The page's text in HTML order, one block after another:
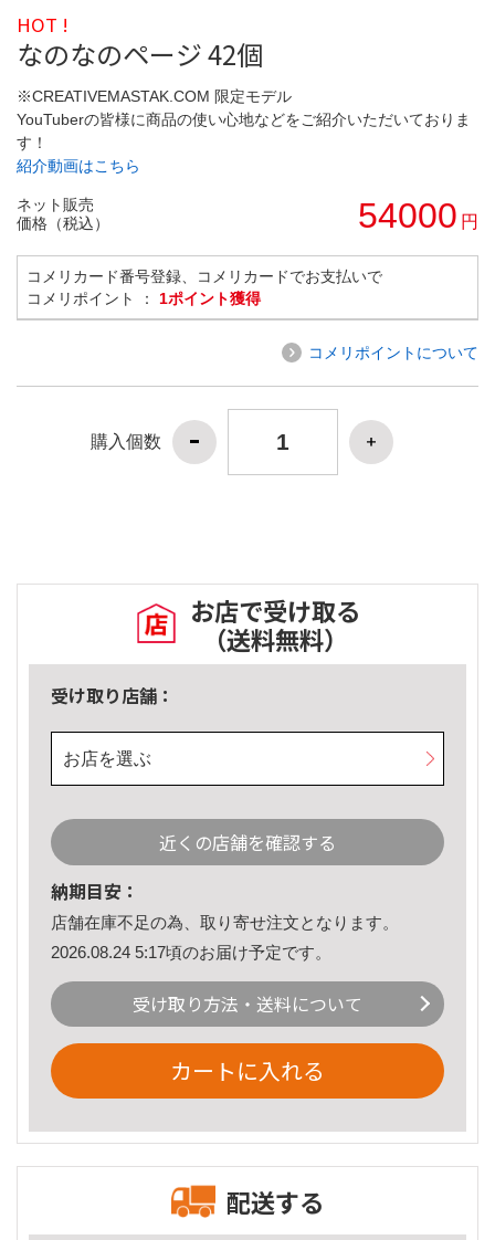
HOT !
なのなのページ 42個
※CREATIVEMASTAK.COM 限定モデル
YouTuberの皆様に商品の使い心地などをご紹介いただいておりま
す！
紹介動画はこちら
ネット販売
価格（税込）
54000 円
コメリカード番号登録、コメリカードでお支払いで
コメリポイント ： 1ポイント獲得
コメリポイントについて
購入個数
お店で受け取る
（送料無料）
受け取り店舗：
お店を選ぶ
近くの店舗を確認する
納期目安：
店舗在庫不足の為、取り寄せ注文となります。
2026.08.24 5:17頃のお届け予定です。
受け取り方法・送料について
カートに入れる
配送する